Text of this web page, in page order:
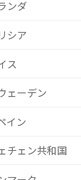
ンダ
シア
ス
ェーデン
イン
チェン共和国